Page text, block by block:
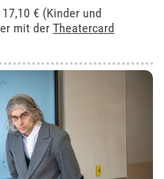
17,10 € (Kinder und
mit derTheatercard